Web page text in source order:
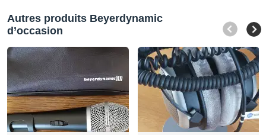
Autres produits Beyerdynamic
d’occasion